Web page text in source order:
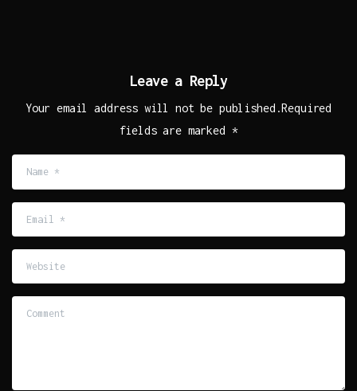
Leave a Reply
Your email address will not be published.Required
fields are marked *
*
Website